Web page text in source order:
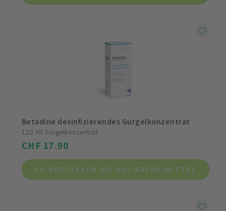
Betadine desinfizierendes Gurgelkonzentrat
120 ml Gurgelkonzentrat
CHF 17.90
SO BESTELLEN SIE DAS ARZNEIMITTEL